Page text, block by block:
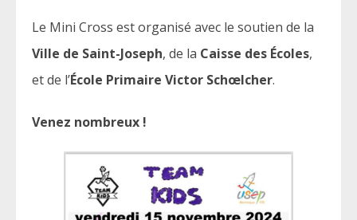
Le Mini Cross est organisé avec le soutien de la
Ville de Saint-Joseph, de la Caisse des Écoles,
et de l’École Primaire Victor Schœlcher.
Venez nombreux !